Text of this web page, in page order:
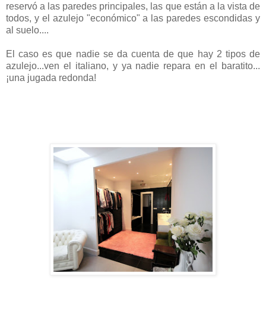
reservó a las paredes principales, las que están a la vista de
todos, y el azulejo "económico" a las paredes escondidas y
al suelo....
El caso es que nadie se da cuenta de que hay 2 tipos de
azulejo...ven el italiano, y ya nadie repara en el baratito...
¡una jugada redonda!